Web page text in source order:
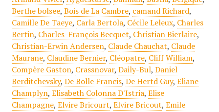
Berthe bolsee, Bois de La Cambre, camand Richard,
Camille De Taeye, Carla Bertola, Cécile Leleux, Charles
Bertin, Charles-François Becquet, Christian Bierlaire,
Christian-Erwin Andersen, Claude Chauchat, Claude
Maurane, Claudine Bernier, Cléopatre, Cliff William,
Compère Gaston, Crassnovar, Daily-Bul, Daniel
Berditchevsky, De Bolle Francis, De Hertd Guy, Eliane
Champlyn, Elisabeth Colonna D'Istria, Elise
Champagne, Elvire Bricourt, Elvire Bricout, Emile